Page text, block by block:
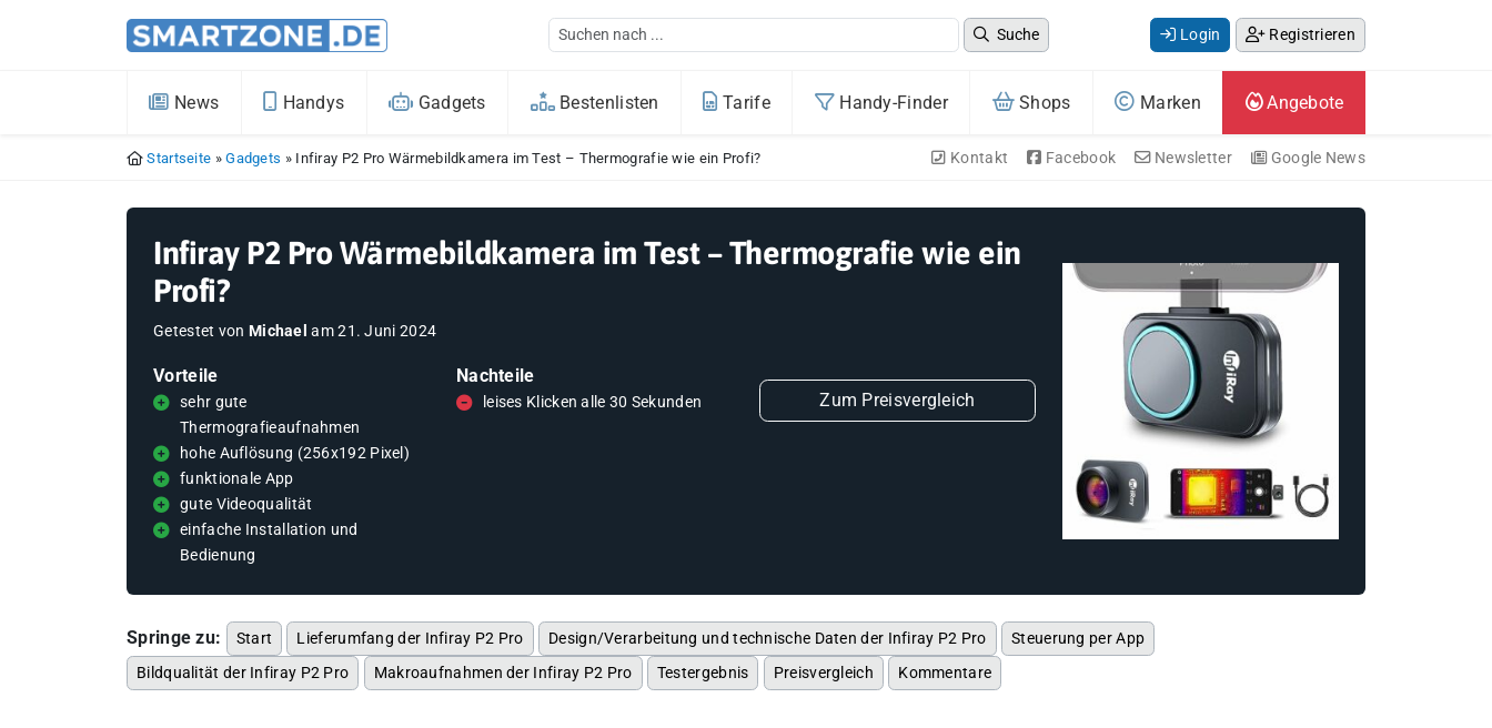
Suche Login Registrieren
News Handys Gadgets Bestenlisten Tarife Handy-Finder Shops Marken Angebote
Startseite »Gadgets » Infiray P2 Pro Wärmebildkamera im Test – Thermografie wie ein Profi? Kontakt Facebook Newsletter Google News
Infiray P2 Pro Wärmebildkamera im Test – Thermografie wie ein
Profi?
Getestet von Michael am21. Juni 2024
Vorteile
sehr gute
Thermografieaufnahmen
hohe Auflösung (256x192 Pixel)
funktionale App
gute Videoqualität
einfache Installation und
Bedienung
Nachteile
leises Klicken alle 30 Sekunden Zum Preisvergleich
Springe zu: Start Lieferumfang der Infiray P2 Pro Design/Verarbeitung und technische Daten der Infiray P2 Pro
Steuerung per App
Bildqualität der Infiray P2 Pro
Makroaufnahmen der Infiray P2 Pro Testergebnis Preisvergleich Kommentare